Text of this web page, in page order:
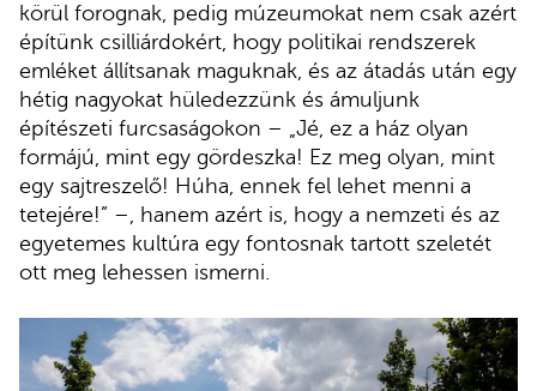
körül forognak, pedig múzeumokat nem csak azért
építünk csilliárdokért, hogy politikai rendszerek
emléket állítsanak maguknak, és az átadás után egy
hétig nagyokat hüledezzünk és ámuljunk
építészeti furcsaságokon – „Jé, ez a ház olyan
formájú, mint egy gördeszka! Ez meg olyan, mint
egy sajtreszelő! Húha, ennek fel lehet menni a
tetejére!” –, hanem azért is, hogy a nemzeti és az
egyetemes kultúra egy fontosnak tartott szeletét
ott meg lehessen ismerni.